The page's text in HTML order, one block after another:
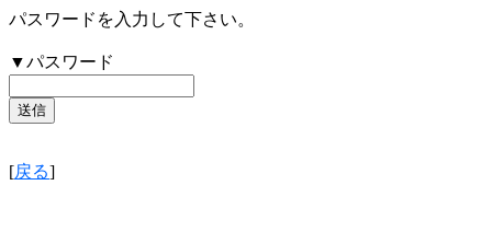
パスワードを入力して下さい。
▼パスワード
[戻る]